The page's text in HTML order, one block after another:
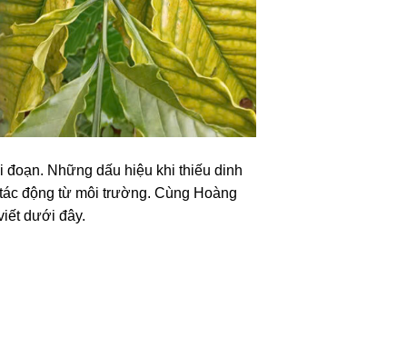
Những dấu hiệu khi thiếu dinh
động từ môi trường. Cùng Hoàng
dưới đây.